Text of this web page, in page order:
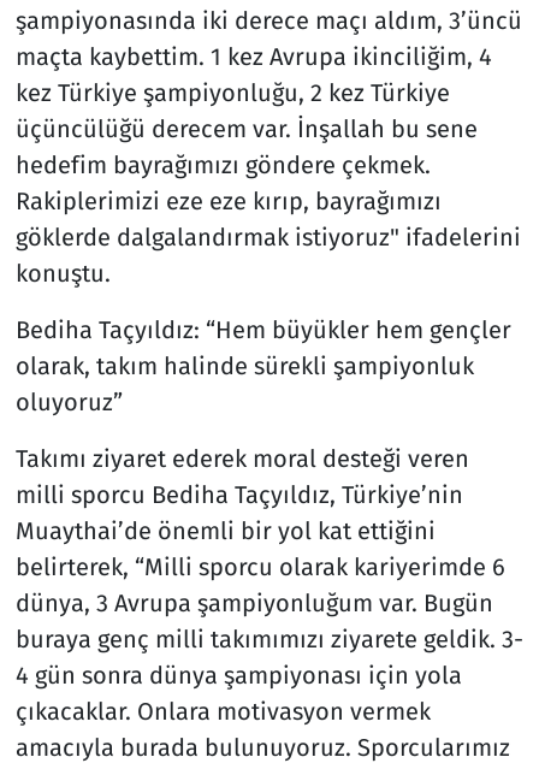
şampiyonasında iki derece maçı aldım, 3’üncü
maçta kaybettim. 1 kez Avrupa ikinciliğim, 4
kez Türkiye şampiyonluğu, 2 kez Türkiye
üçüncülüğü derecem var. İnşallah bu sene
hedefim bayrağımızı göndere çekmek.
Rakiplerimizi eze eze kırıp, bayrağımızı
göklerde dalgalandırmak istiyoruz" ifadelerini
konuştu.
Bediha Taçyıldız: “Hem büyükler hem gençler
olarak, takım halinde sürekli şampiyonluk
oluyoruz”
Takımı ziyaret ederek moral desteği veren
milli sporcu Bediha Taçyıldız, Türkiye’nin
Muaythai’de önemli bir yol kat ettiğini
belirterek, “Milli sporcu olarak kariyerimde 6
dünya, 3 Avrupa şampiyonluğum var. Bugün
buraya genç milli takımımızı ziyarete geldik. 3-
4 gün sonra dünya şampiyonası için yola
çıkacaklar. Onlara motivasyon vermek
amacıyla burada bulunuyoruz. Sporcularımız